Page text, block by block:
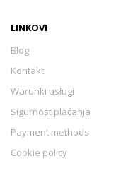
LINKOVI
Blog
Kontakt
Warunki usługi
Sigurnost plaćanja
Payment methods
Cookie policy